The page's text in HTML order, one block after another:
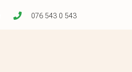
076 543 0 543